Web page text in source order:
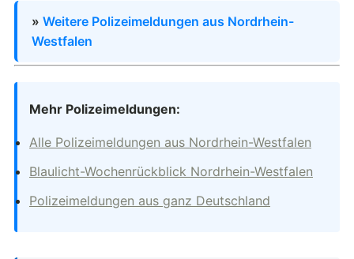
» Weitere Polizeimeldungen aus Nordrhein-
Westfalen
Mehr Polizeimeldungen:
Alle Polizeimeldungen aus Nordrhein-Westfalen
Blaulicht-Wochenrückblick Nordrhein-Westfalen
Polizeimeldungen aus ganz Deutschland